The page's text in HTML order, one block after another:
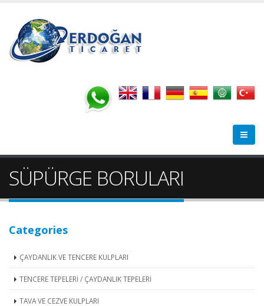
SÜPÜRGE BORULARI
Categories
ÇAYDANLIK VE TENCERE KULPLARI
TENCERE TEPELERİ / ÇAYDANLIK TEPELERİ
TAVA VE CEZVE KULPLARI